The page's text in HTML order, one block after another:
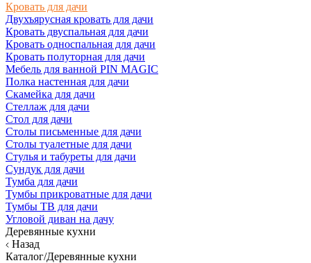
Кровать для дачи
Двухъярусная кровать для дачи
Кровать двуспальная для дачи
Кровать односпальная для дачи
Кровать полуторная для дачи
Мебель для ванной PIN MAGIC
Полка настенная для дачи
Скамейка для дачи
Стеллаж для дачи
Стол для дачи
Столы письменные для дачи
Столы туалетные для дачи
Стулья и табуреты для дачи
Сундук для дачи
Тумба для дачи
Тумбы прикроватные для дачи
Тумбы ТВ для дачи
Угловой диван на дачу
Деревянные кухни
Назад
Каталог/Деревянные кухни